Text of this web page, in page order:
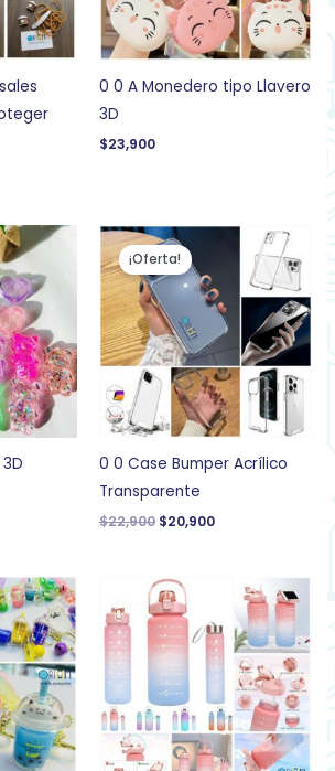
0 0 A Monedero tipo Llavero
3D
$23,900
3D
¡Oferta!
0 0 Case Bumper Acrílico
Transparente
$22,900
El
precio
original
era:
$22,900.
$20,900
El
precio
actual
es:
$20,900.